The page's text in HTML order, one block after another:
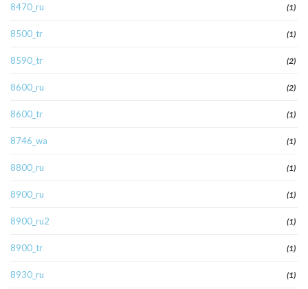
8470_ru (1)
8500_tr (1)
8590_tr (2)
8600_ru (2)
8600_tr (1)
8746_wa (1)
8800_ru (1)
8900_ru (1)
8900_ru2 (1)
8900_tr (1)
8930_ru (1)